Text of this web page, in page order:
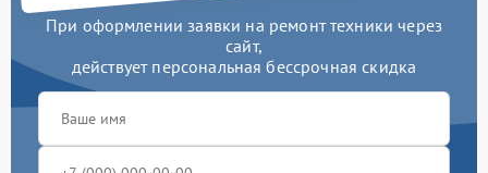
При оформлении заявки на ремонт техники через
сайт,
действует персональная бессрочная скидка